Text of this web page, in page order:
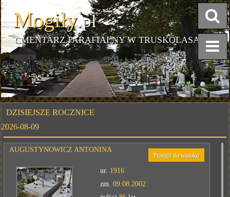
Mogiły.pl
CMENTARZ PARAFIALNY W TRUSKOLASACH
DZISIEJSZE ROCZNICE
2026-08-09
AUGUSTYNOWICZ ANTONINA
Przejdź do widoku
ur. 1916
zm.09.08.2002